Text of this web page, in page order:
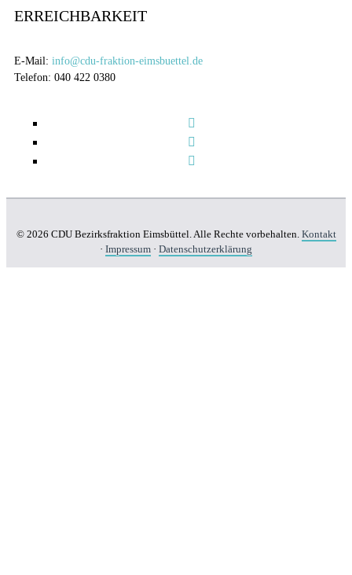
ERREICHBARKEIT
E-Mail: info@cdu-fraktion-eimsbuettel.de
Telefon: 040 422 0380
© 2026 CDU Bezirksfraktion Eimsbüttel. Alle Rechte vorbehalten. Kontakt
· Impressum · Datenschutzerklärung